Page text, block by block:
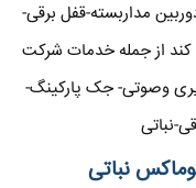
مداربسته-قفل برقی-
کند از جمله خدمات شرکت
وصوتی- جک پارکینگ-
نباتی
نباتی